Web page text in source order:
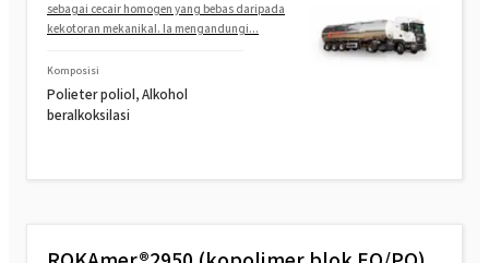
sebagai cecair homogen yang bebas daripada
kekotoran mekanikal. Ia mengandungi...
Komposisi
Polieter poliol, Alkohol
beralkoksilasi